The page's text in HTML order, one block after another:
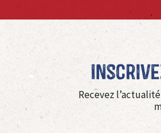
Recevez